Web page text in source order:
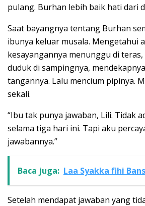
pulang. Burhan lebih baik hati dari
Saat bayangnya tentang Burhan
ibunya keluar musala. Mengetahui
kesayangannya menunggu di
duduk di sampingnya,
tangannya. Lalu mencium pipinya.
sekali.
“Ibu tak punya jawaban, Lili. Tidak
selama tiga hari ini. Tapi aku
jawabannya.”
Baca juga: Laa Syakka fihi
Setelah mendapat jawaban yang